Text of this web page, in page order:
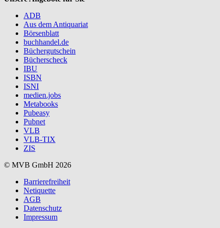
ADB
Aus dem Antiquariat
Börsenblatt
buchhandel.de
Büchergutschein
Bücherscheck
IBU
ISBN
ISNI
medien.jobs
Metabooks
Pubeasy
Pubnet
VLB
VLB-TIX
ZIS
© MVB GmbH 2026
Barrierefreiheit
Netiquette
AGB
Datenschutz
Impressum